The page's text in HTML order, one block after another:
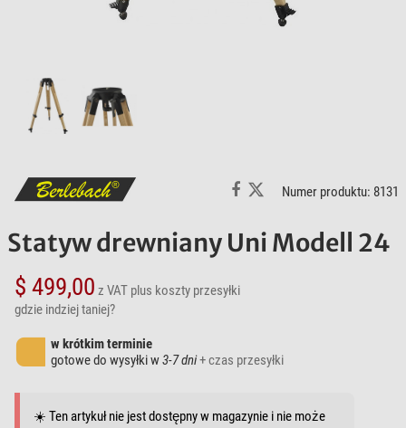
Numer produktu: 8131
Statyw drewniany Uni Modell 24
$ 499,00 z VAT plus koszty przesyłki
gdzie indziej taniej?
w krótkim terminie
gotowe do wysyłki w3-7 dni+ czas przesyłki
☀️ Ten artykuł nie jest dostępny w magazynie i nie może